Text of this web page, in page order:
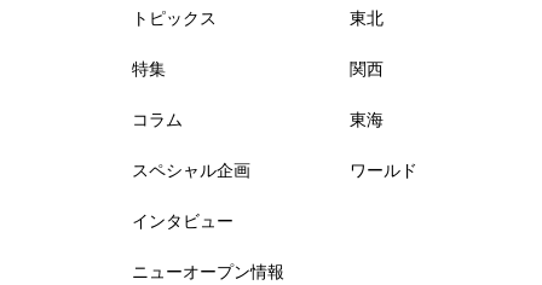
トピックス
特集
コラム
スペシャル企画
インタビュー
ニューオープン情報
東北
関西
東海
ワールド